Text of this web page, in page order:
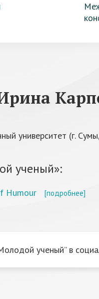
университет (г.
ученый»:
Humour [подробнее]
ученый” в